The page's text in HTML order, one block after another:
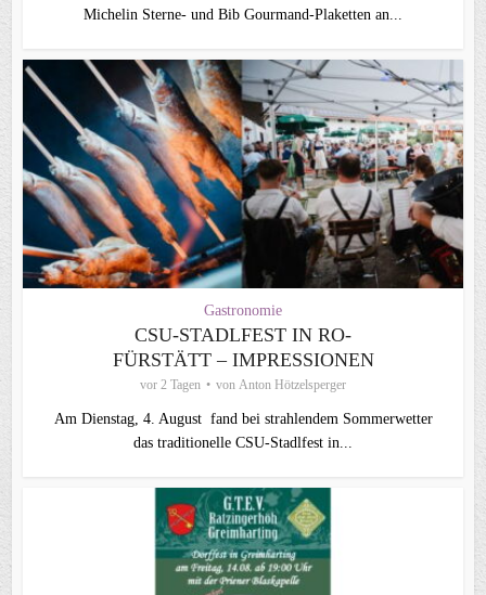
Michelin Sterne- und Bib Gourmand-Plaketten an...
Gastronomie
CSU-STADLFEST IN RO-
FÜRSTÄTT – IMPRESSIONEN
vor 2 Tagen von Anton Hötzelsperger
Am Dienstag, 4. August fand bei strahlendem Sommerwetter
das traditionelle CSU-Stadlfest in...